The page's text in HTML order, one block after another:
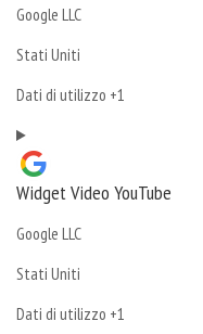
Azienda:
Google LLC
Luogo
trattamento:
Stati Uniti
Dati
trattati:
Dati di utilizzo +1
Widget Video YouTube
Azienda:
Google LLC
Luogo
trattamento:
Stati Uniti
Dati
Dati di utilizzo +1